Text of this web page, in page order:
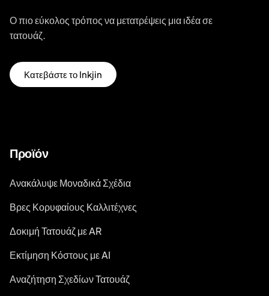
Ο πιο εύκολος τρόπος να μετατρέψεις μια ιδέα σε
τατουάζ.
Κατεβάστε το Inkjin
Προϊόν
Ανακάλυψε Μοναδικά Σχέδια
Βρες Κορυφαίους Καλλιτέχνες
Δοκιμή Τατουάζ με AR
Εκτίμηση Κόστους με AI
Αναζήτηση Σχεδίων Τατουάζ